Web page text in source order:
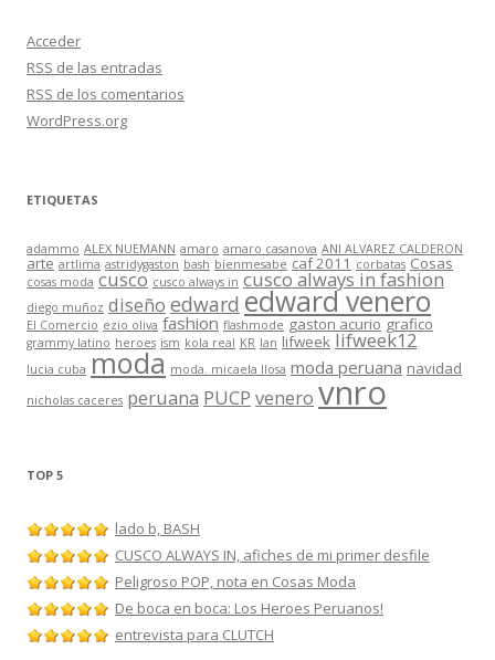
Acceder
RSS de las entradas
RSS de los comentarios
WordPress.org
ETIQUETAS
adammo ALEX NUEMANN amaro amaro casanova ANI ALVAREZ CALDERON
arte artlima astridygaston bash bienmesabe caf 2011 corbatas Cosas
cosas moda cusco cusco always in cusco always in fashion
diego muñoz diseño edward edward venero
El Comercio ezio oliva fashion flashmode gaston acurio grafico
grammy latino heroes ism kola real KR lan lifweek lifweek12
lucia cuba moda moda. micaela llosa moda peruana navidad
nicholas caceres peruana PUCP venero vnro
TOP 5
lado b, BASH
CUSCO ALWAYS IN, afiches de mi primer desfile
Peligroso POP, nota en Cosas Moda
De boca en boca: Los Heroes Peruanos!
entrevista para CLUTCH